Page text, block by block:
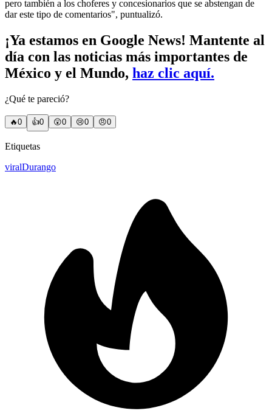
pero también a los choferes y concesionarios que se abstengan de
dar este tipo de comentarios", puntualizó.
¡Ya estamos en Google News! Mantente al
día con las noticias más importantes de
México y el Mundo, haz clic aquí.
¿Qué te pareció?
🔥0 👍0 😲0 😢0 😠0
Etiquetas
viralDurango